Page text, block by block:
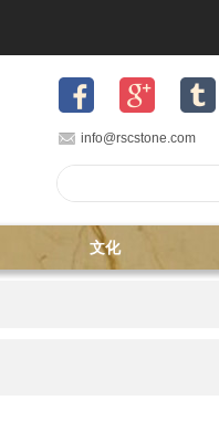
info@rscstone.com
文化